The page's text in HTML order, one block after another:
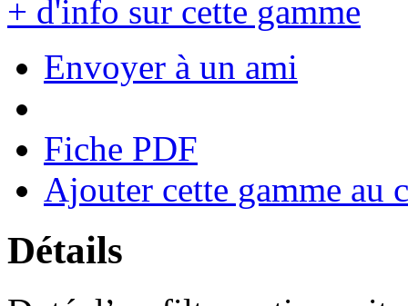
+ d'info sur cette gamme
Envoyer à un ami
Fiche PDF
Ajouter cette gamme au
Détails